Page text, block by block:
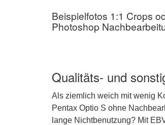
Beispielfotos 1:1 Crops
Photoshop
Qualitäts- und
Als ziemlich weich mit wenig
Pentax Optio S ohne
lange Nichtbenutzung? Mit